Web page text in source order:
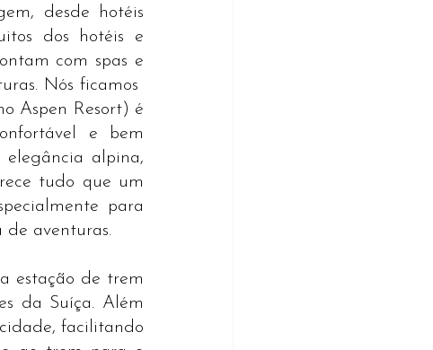
desde hotéis
dos hotéis e
com spas e
Nós ficamos
Aspen Resort) é
e bem
elegância alpina,
tudo que um
para
aventuras.​
estação de trem
da Suíça. Além
facilitando